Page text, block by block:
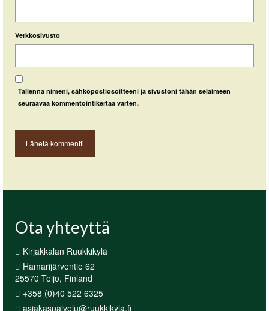
Verkkosivusto
Tallenna nimeni, sähköpostiosoitteeni ja sivustoni tähän selaimeen
seuraavaa kommentointikertaa varten.
Ota yhteyttä
Kirjakkalan Ruukkikylä
Hamarijärventie 62
25570 Teijo, Finland
+358 (0)40 522 6325
asiakaspalvelu@ruukkikyla.fi